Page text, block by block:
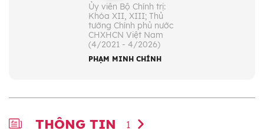
Ủy viên Bộ Chính trị:
Khóa XII, XIII; Thủ
tướng Chính phủ nước
CHXHCN Việt Nam
(4/2021 - 4/2026)
PHẠM MINH CHÍNH
THÔNG TIN 1